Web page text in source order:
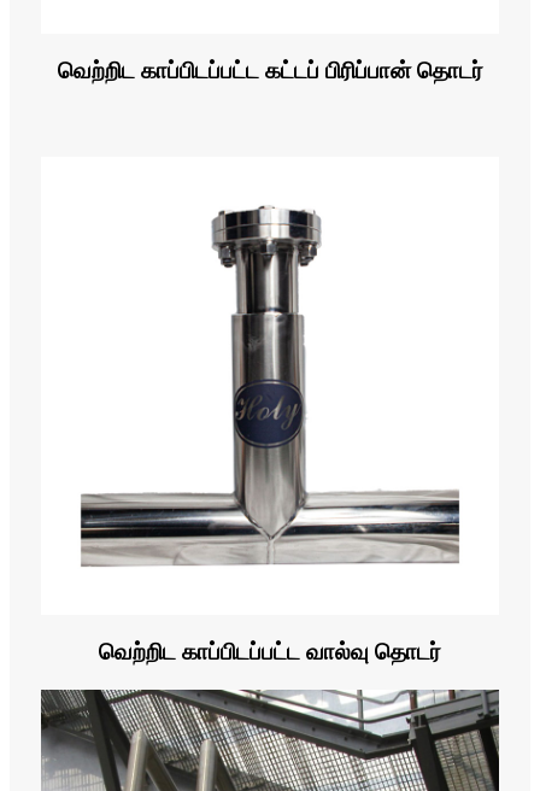
வெற்றிட காப்பிடப்பட்ட கட்டப் பிரிப்பான் தொடர்
வெற்றிட காப்பிடப்பட்ட வால்வு தொடர்